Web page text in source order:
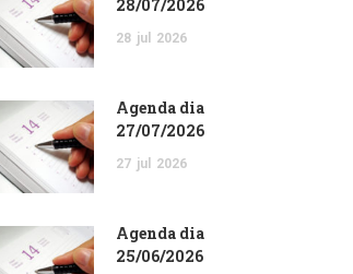
28/07/2026
28 jul 2026
Agenda dia
27/07/2026
27 jul 2026
Agenda dia
25/06/2026